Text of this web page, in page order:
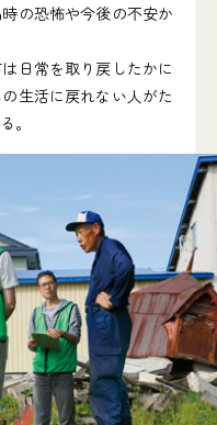
の恐怖や今後の不安か
日常を取り戻したかに
生活に戻れない人がた
。